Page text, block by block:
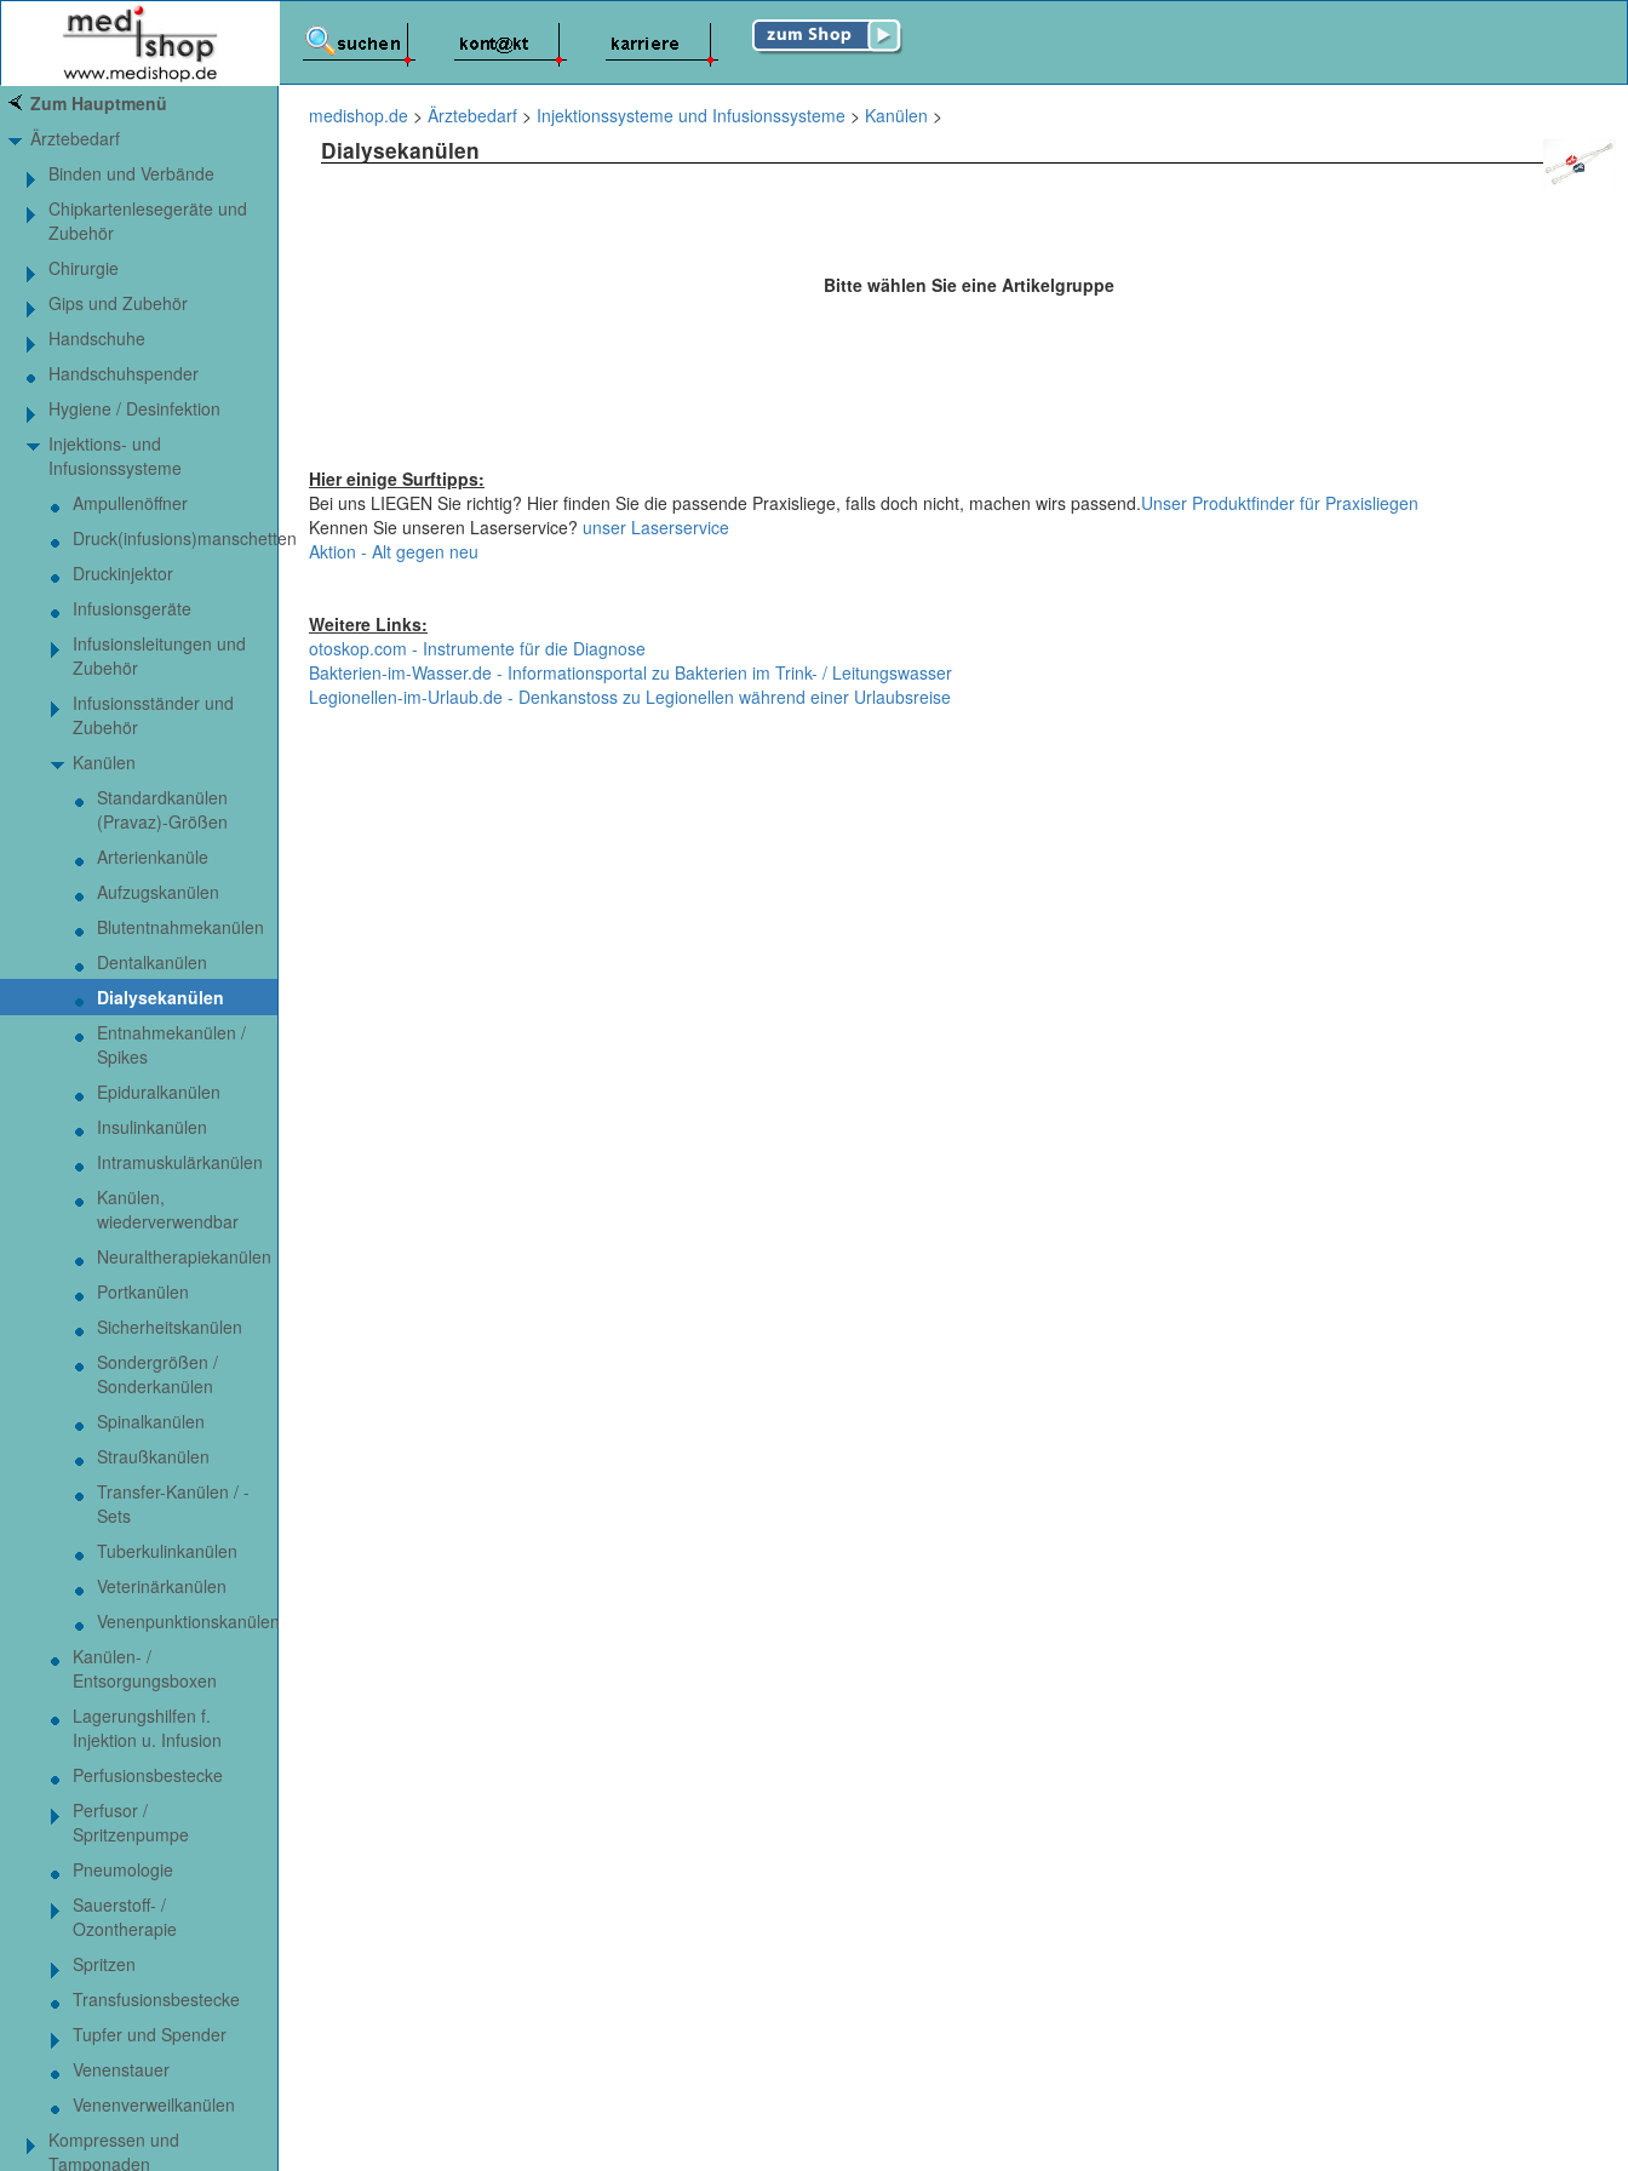
medishop.de > Ärztebedarf > Injektionssysteme und Infusionssysteme > Kanülen >
Dialysekanülen
Bitte wählen Sie eine Artikelgruppe
Hier einige Surftipps:
Bei uns LIEGEN Sie richtig? Hier finden Sie die passende Praxisliege, falls doch nicht, machen wirs passend.Unser Produktfinder für Praxisliegen
Kennen Sie unseren Laserservice? unser Laserservice
Aktion - Alt gegen neu
Weitere Links:
otoskop.com - Instrumente für die Diagnose
Bakterien-im-Wasser.de - Informationsportal zu Bakterien im Trink- / Leitungswasser
Legionellen-im-Urlaub.de - Denkanstoss zu Legionellen während einer Urlaubsreise
Zum Hauptmenü
Ärztebedarf
Binden und Verbände
Chipkartenlesegeräte und
Zubehör
Chirurgie
Gips und Zubehör
Handschuhe
Handschuhspender
Hygiene / Desinfektion
Injektions- und
Infusionssysteme
Ampullenöffner
Druck(infusions)manschetten
Druckinjektor
Infusionsgeräte
Infusionsleitungen und
Zubehör
Infusionsständer und
Zubehör
Kanülen
Standardkanülen
(Pravaz)-Größen
Arterienkanüle
Aufzugskanülen
Blutentnahmekanülen
Dentalkanülen
Dialysekanülen
Entnahmekanülen /
Spikes
Epiduralkanülen
Insulinkanülen
Intramuskulärkanülen
Kanülen,
wiederverwendbar
Neuraltherapiekanülen
Portkanülen
Sicherheitskanülen
Sondergrößen /
Sonderkanülen
Spinalkanülen
Straußkanülen
Transfer-Kanülen / -
Sets
Tuberkulinkanülen
Veterinärkanülen
Venenpunktionskanülen
Kanülen- /
Entsorgungsboxen
Lagerungshilfen f.
Injektion u. Infusion
Perfusionsbestecke
Perfusor /
Spritzenpumpe
Pneumologie
Sauerstoff- /
Ozontherapie
Spritzen
Transfusionsbestecke
Tupfer und Spender
Venenstauer
Venenverweilkanülen
Kompressen und
Tamponaden